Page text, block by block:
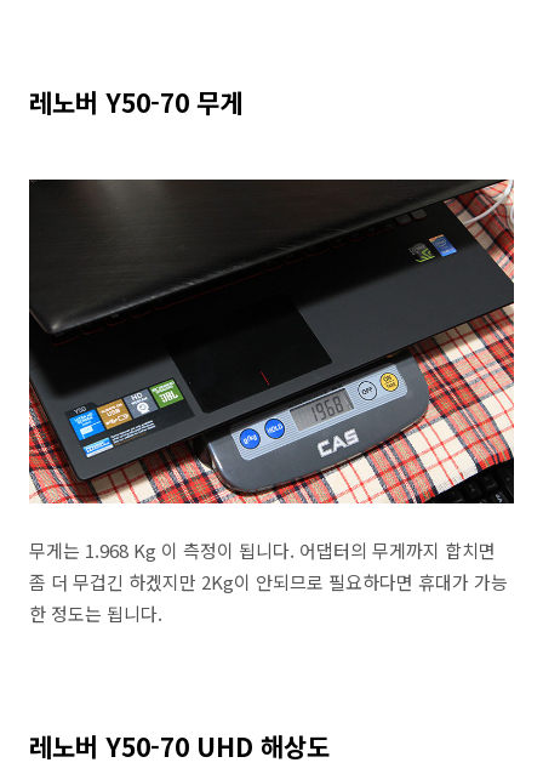
레노버 Y50-70 무게
무게는 1.968 Kg 이 측정이 됩니다. 어댑터의 무게까지 합치면
좀 더 무겁긴 하겠지만 2Kg이 안되므로 필요하다면 휴대가 가능
한 정도는 됩니다.
레노버 Y50-70 UHD 해상도